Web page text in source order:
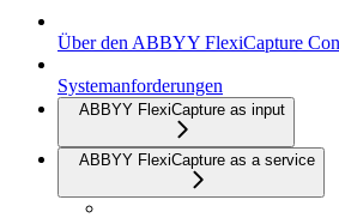
Über den ABBYY FlexiCapture
Systemanforderungen
ABBYY FlexiCapture as input
ABBYY FlexiCapture as a service